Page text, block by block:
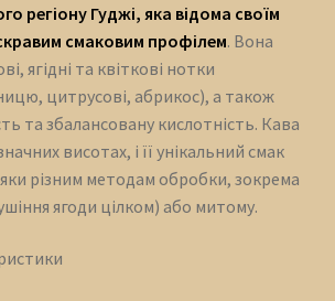
регіону Гуджі, яка відома своїм
смаковим профілем. Вона
ягідні та квіткові нотки
цитрусові, абрикос), а також
та збалансовану кислотність. Кава
висотах, і її унікальний смак
різним методам обробки, зокрема
ягоди цілком) або митому.